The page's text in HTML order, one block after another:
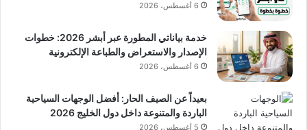
6 أغسطس، 2026
خدمة بياناتي المطورة عبر أبشر 2026: خطوات
الإصدار والاستعراض والطباعة الإلكترونية
6 أغسطس، 2026
بعيداً عن الصيف الحار: أفضل الوجهات السياحية
الباردة والمتنوعة داخل دول الخليج 2026
5 أغسطس، 2026